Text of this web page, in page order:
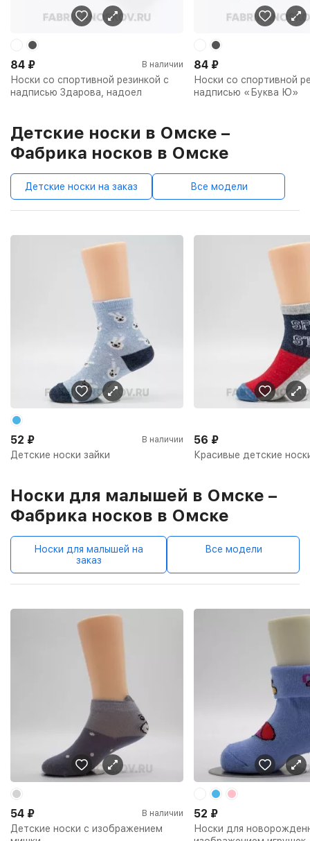
Носки со спортивной резинкой с
надписью Здарова, надоел
84 ₽ В наличии
Носки со спортивной
надписью «Буква Ю»
84 ₽
Детские носки в Омске –
Фабрика носков в Омске
Детские носки на заказ Все модели
Детские носки зайки
52 ₽ В наличии
Красивые детские
56 ₽
Носки для малышей в Омске –
Фабрика носков в Омске
Носки для малышей на
заказ
Все модели
Детские носки с изображением
54 ₽ В наличии
Носки для
52 ₽